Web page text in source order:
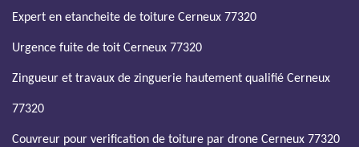
Expert en etancheite de toiture Cerneux 77320
Urgence fuite de toit Cerneux 77320
Zingueur et travaux de zinguerie hautement qualifié Cerneux
77320
Couvreur pour verification de toiture par drone Cerneux 77320